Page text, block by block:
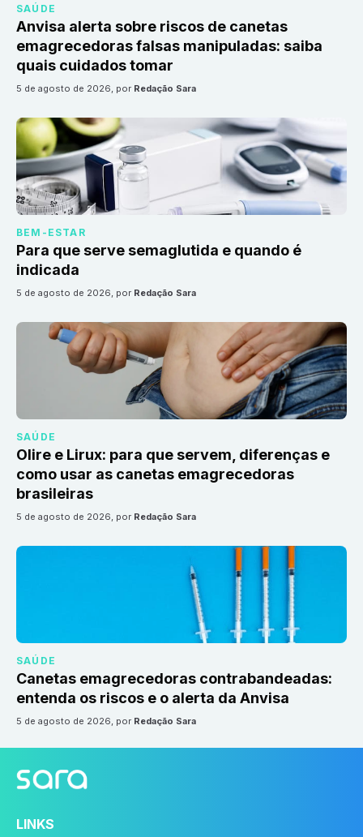
SAÚDE
Anvisa alerta sobre riscos de canetas
emagrecedoras falsas manipuladas: saiba
quais cuidados tomar
5 de agosto de 2026, por Redação Sara
BEM-ESTAR
Para que serve semaglutida e quando é
indicada
5 de agosto de 2026, por Redação Sara
SAÚDE
Olire e Lirux: para que servem, diferenças e
como usar as canetas emagrecedoras
brasileiras
5 de agosto de 2026, por Redação Sara
SAÚDE
Canetas emagrecedoras contrabandeadas:
entenda os riscos e o alerta da Anvisa
5 de agosto de 2026, por Redação Sara
LINKS